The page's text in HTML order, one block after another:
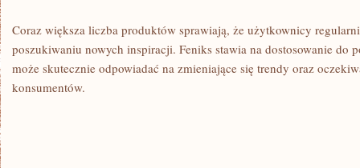
Coraz większa liczba produktów sprawiają, że użytkownicy
poszukiwaniu nowych inspiracji. Feniks stawia na dostosowanie do
może skutecznie odpowiadać na zmieniające się trendy oraz
konsumentów.